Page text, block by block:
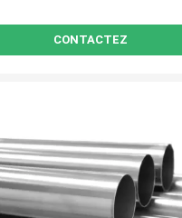
CONTACTEZ